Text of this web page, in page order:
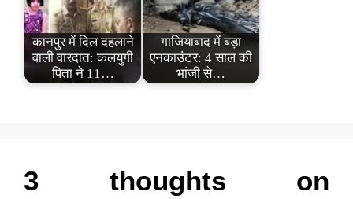
कानपुर में दिल दहलाने
वाली वारदात: कलयुगी
पिता ने 11…
गाजियाबाद में बड़ा
एनकाउंटर: 4 साल की
भांजी से…
3 thoughts on